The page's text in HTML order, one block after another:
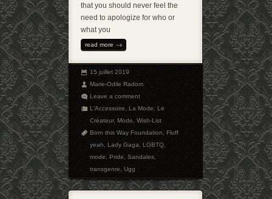
that you should never feel the
need to apologize for who or
what you
read more
15 juillet 2019
Marie-Odile Radom
Leave a comment
L'Accessoire,La Mode,Le
Créateur,Mode,Wish-List
Born this Way Foundation,Fluff
yeah,Lady Gaga,LGBTQ,
mode,Pride,Sandales,
transgenre,Ugg